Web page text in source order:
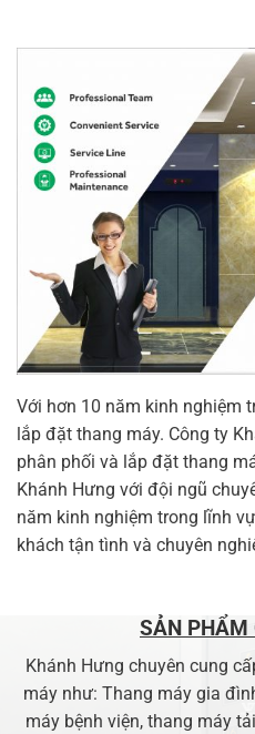
Với hơn 10 năm kinh nghiệm
lắp đặt thang máy. Công ty
phân phối và lắp đặt thang
Khánh Hưng với đội ngũ
năm kinh nghiệm trong lĩnh
khách tận tình và chuyên
SẢN PHẨM
Khánh Hưng chuyên cung
máy như: Thang máy gia
máy bệnh viện, thang máy